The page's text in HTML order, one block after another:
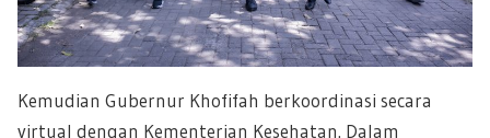
Kemudian Gubernur Khofifah berkoordinasi secara
virtual dengan Kementerian Kesehatan. Dalam